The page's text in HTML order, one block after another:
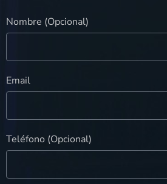
Nombre (Opcional)
Email
Teléfono (Opcional)